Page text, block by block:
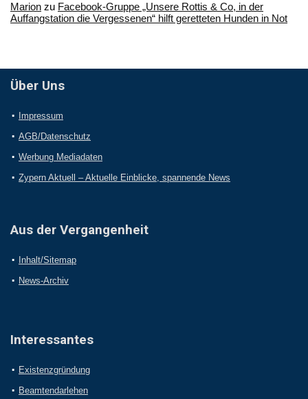
Marion zu Facebook-Gruppe „Unsere Rottis & Co, in der
Auffangstation die Vergessenen“ hilft geretteten Hunden in Not
Über Uns
Impressum
AGB/Datenschutz
Werbung Mediadaten
Zypern Aktuell – Aktuelle Einblicke, spannende News
Aus der Vergangenheit
Inhalt/Sitemap
News-Archiv
Interessantes
Existenzgründung
Beamtendarlehen